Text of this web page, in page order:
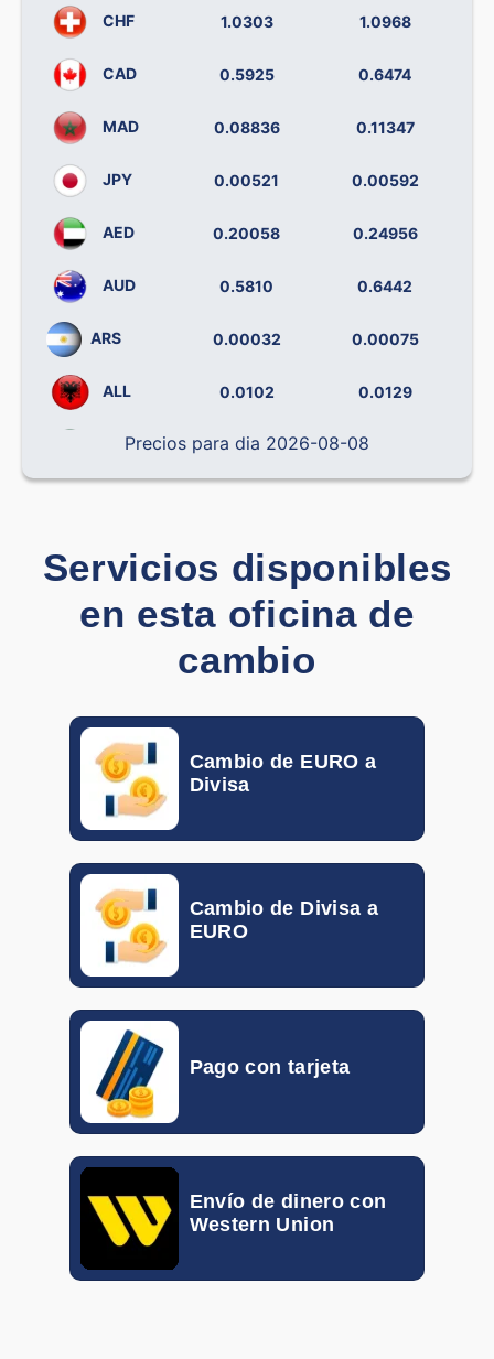
CHF 1.0303 1.0968
CAD 0.5925 0.6474
MAD 0.08836 0.11347
JPY 0.00521 0.00592
AED 0.20058 0.24956
AUD 0.5810 0.6442
ARS 0.00032 0.00075
ALL 0.0102 0.0129
BRL 0.14238 0.19492
CNY 0.12090 0.14406
0.000242 0.000319
0.001793
DOP 0.01382 0.01709
DKK
EGP 0.017 0.023
GTQ 0.092 0.133
HKD
HUF
IDR 0.000046 0.000056
ILS 0.19870 0.30940
ISK
Precios para dia 2026-08-08
Servicios disponibles
en esta oficina de
cambio
Cambio de EURO a
Divisa
Cambio de Divisa a
EURO
Pago con tarjeta
Envío de dinero con
Western Union